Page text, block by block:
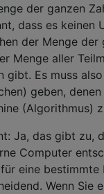
der ganzen
dass es keinen
der Menge der
Menge aller
gibt. Es muss
geben,
(Algorithmus)
Ja, das gibt zu,
Computer
eine bestimmte
Wenn Sie